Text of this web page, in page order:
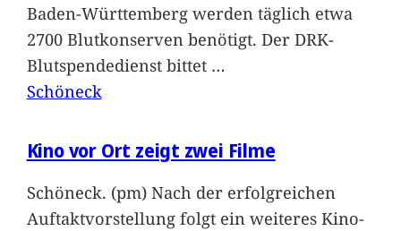
Baden-Württemberg werden täglich etwa
2700 Blutkonserven benötigt. Der DRK-
Blutspendedienst bittet …
Schöneck
Kino vor Ort zeigt zwei Filme
Schöneck. (pm) Nach der erfolgreichen
Auftaktvorstellung folgt ein weiteres Kino-